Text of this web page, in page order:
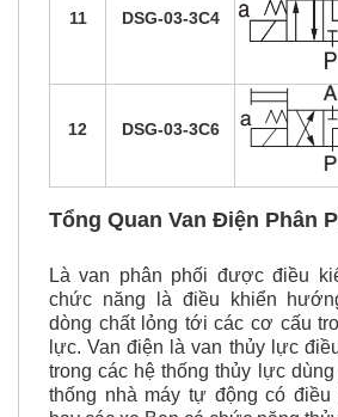
11 DSG-03-3C4
12 DSG-03-3C6
Tổng Quan Van Điện Phân
Là van phân phối được điều
chức năng là điều khiển
dòng chất lỏng tới các cơ cấu
lực. Van điện là van thủy lực
trong các hệ thống thủy lực
thống nhà máy tự động có điều